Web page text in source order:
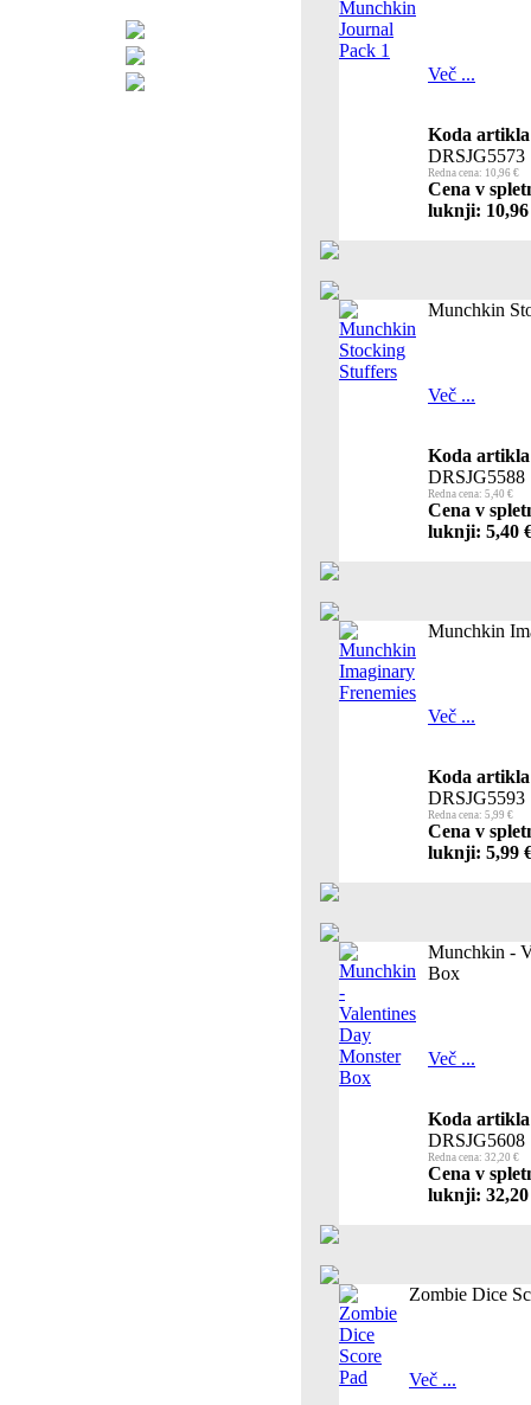
Več ...
Koda
DRSJG5573
Redna cena: 10,96 €
Cena v
luknji: 10,96
Munchkin
Več ...
Koda
DRSJG5588
Redna cena: 5,40 €
Cena v
luknji: 5,40
Munchkin
Več ...
Koda
DRSJG5593
Redna cena: 5,99 €
Cena v
luknji: 5,99
Munchkin -
Box
Več ...
Koda
DRSJG5608
Redna cena: 32,20 €
Cena v
luknji: 32,20
Zombie Dice
Več ...